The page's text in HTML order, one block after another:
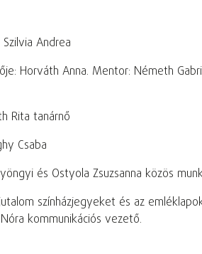
Andrea
Horváth Anna. Mentor: Németh
Rita tanárnő
Csaba
és Ostyola Zsuzsanna közös
színházjegyeket és az
kommunikációs vezető.